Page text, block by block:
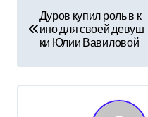
в
и
Дуров купил роль в к
ино для своей девуш
ки Юлии Вавиловой